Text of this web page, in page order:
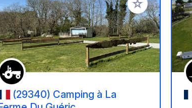
hinzufügen Zu Ihren
(29340) Camping à La